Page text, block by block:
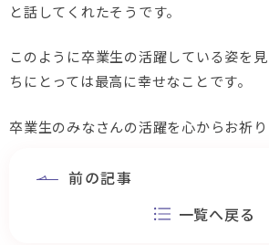
と話してくれたそうです。
このように卒業生の活躍している姿を
ちにとっては最高に幸せなことです。
卒業生のみなさんの活躍を心からお祈り
前の記事
一覧へ戻る